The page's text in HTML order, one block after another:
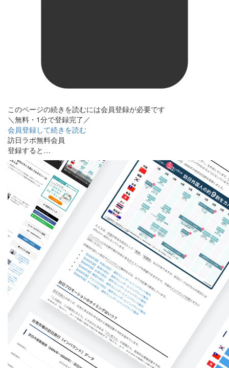
このページの続きを読むには会員登録が必要です
＼無料・1分で登録完了／
会員登録して続きを読む
訪日ラボ無料会員
登録すると…